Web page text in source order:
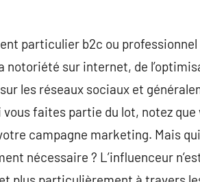
particulier b2c ou
notoriété sur internet, de
les réseaux sociaux et
faites partie du lot, notez
campagne marketing. Mais
nécessaire ? L’influenceur